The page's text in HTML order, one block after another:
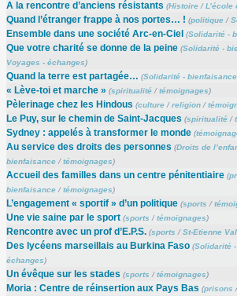
A la rencontre d’anciens résistants (Histoire/
Quand l’étranger frappe à nos portes… ! (politique/
Ensemble dans une société Arc-en-Ciel (Solidarité -
Que votre charité se donne de la peine (Solidarité -
Voyages - échanges)
Quand la terre est partagée… (Solidarité - bienfaisance
« Lève-toi et marche » (spiritualité/témoignages)
Pèlerinage chez les Hindous (culture/religion/
Le Puy, sur le chemin de Saint-Jacques (spiritualité/
Sydney : appelés à transformer le monde (
Au service des droits des personnes (Droits de
bienfaisance/témoignages)
Accueil des familles dans un centre pénitentiaire (
bienfaisance/témoignages)
L’engagement « sportif » d’un politique (sports /
Une vie saine par le sport (sports /témoignages)
Rencontre avec un prof d’E.P.S. (sports /St-Etienne
Des lycéens marseillais au Burkina Faso (Solidarité
échanges)
Un évêque sur les stades (sports /témoignages)
Moria : Centre de réinsertion aux Pays Bas (prisons